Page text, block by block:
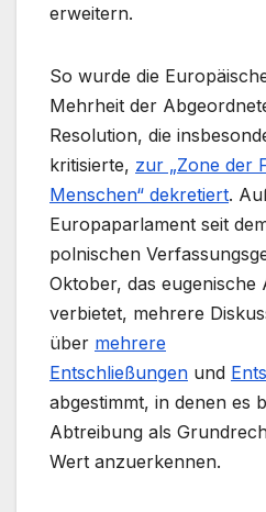
erweitern.
So wurde die
Mehrheit der
Resolution, die
kritisierte, zur „Zone der
Menschen“ dekretiert.
Europaparlament seit
polnischen
Oktober, das eugenische
verbietet, mehrere
über mehrere
Entschließungen und
abgestimmt, in denen es
Abtreibung als
Wert anzuerkennen.